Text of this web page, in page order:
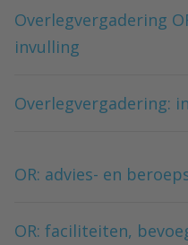
Overlegvergadering
invulling
Overlegvergadering:
OR: advies- en
OR: faciliteiten,